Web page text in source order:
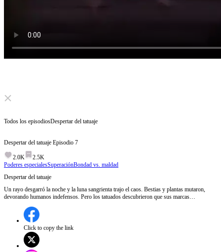
Click to unmute
Todos los episodiosDespertar del tatuaje
Despertar del tatuaje Episodio 7
2.0K
2.5K
Poderes especialesSuperaciónBondad vs. maldad
Despertar del tatuaje
Un rayo desgarró la noche y la luna sangrienta trajo el caos. Bestias y plantas mutaron,
devorando humanos indefensos. Pero los tatuados descubrieron que sus marcas
Click to copy the link